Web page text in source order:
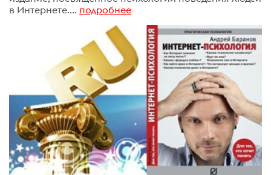
в Интернете.... подробнее